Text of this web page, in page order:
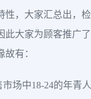
性，大家汇总出，
此大家为顾客推广
有：
场中18-24的年青